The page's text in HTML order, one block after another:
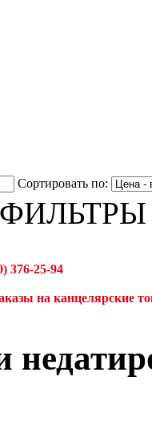
Сортировать по:
376-25-94
на канцелярские